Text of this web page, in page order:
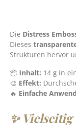
Die Distress
Dieses
Strukturen hervor
📦 Inhalt: 14 g in
🎨 Effekt:
🔥 Einfache
✨